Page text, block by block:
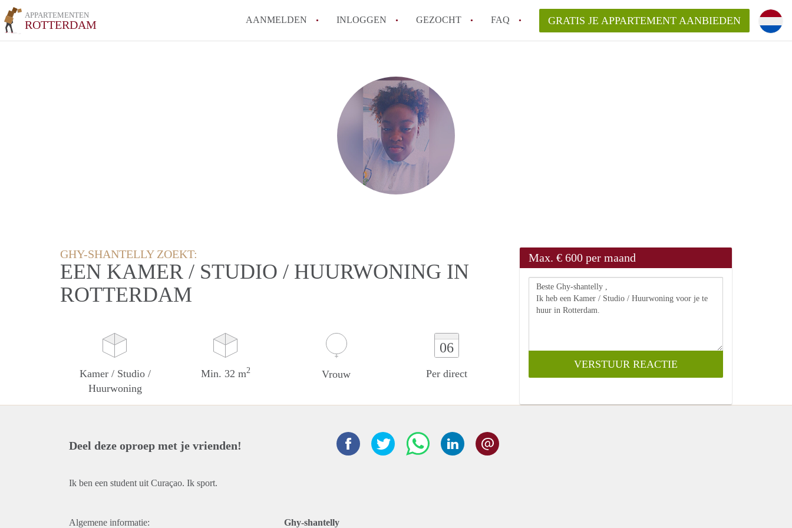
APPARTEMENTEN
ROTTERDAM AANMELDEN INLOGGEN GEZOCHT FAQ
How to translate AppartementRotterdam!
Wat is AppartementenRotterdam?
Hoeveel kost het om te reageren op een Appartement in Rotterdam?
Wat is de privacyverklaring van AppartementenRotterdam?
Berekent AppartementenRotterdam
makelaarsvergoeding/bemiddelingsvergoeding?
Alle veelgestelde vragen
GRATIS JE APPARTEMENT AANBIEDEN
GHY-SHANTELLY ZOEKT:
EEN KAMER / STUDIO / HUURWONING IN
ROTTERDAM
Kamer / Studio /
Huurwoning
Min. 32 m2 Vrouw
06
Per direct
Max. € 600 per maand
Deel deze oproep met je vrienden!
Ik ben een student uit Curaçao. Ik sport.
Algemene informatie: Ghy-shantelly